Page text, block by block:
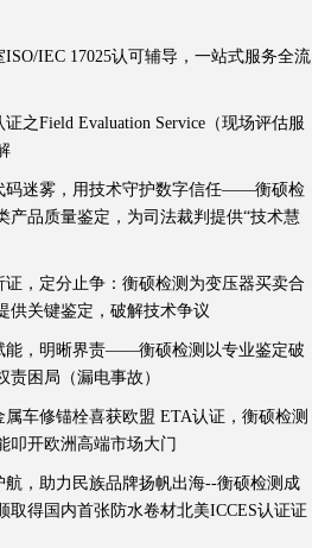
ISO/IEC 17025认可辅导，一站式服务全流
证之Field Evaluation Service（现场评估服
码迷雾，用技术守护数字信任——衡硕检
产品质量鉴定，为司法裁判提供“技术慧
证，定分止争：衡硕检测为变压器买卖合
供关键鉴定，破解技术争议
能，明晰界责——衡硕检测以专业鉴定破
责困局（漏电事故）
属车修锚栓喜获欧盟 ETA认证，衡硕检测
叩开欧洲高端市场大门
航，助力民族品牌扬帆出海--衡硕检测成
取得国内首张防水卷材北美ICCES认证证